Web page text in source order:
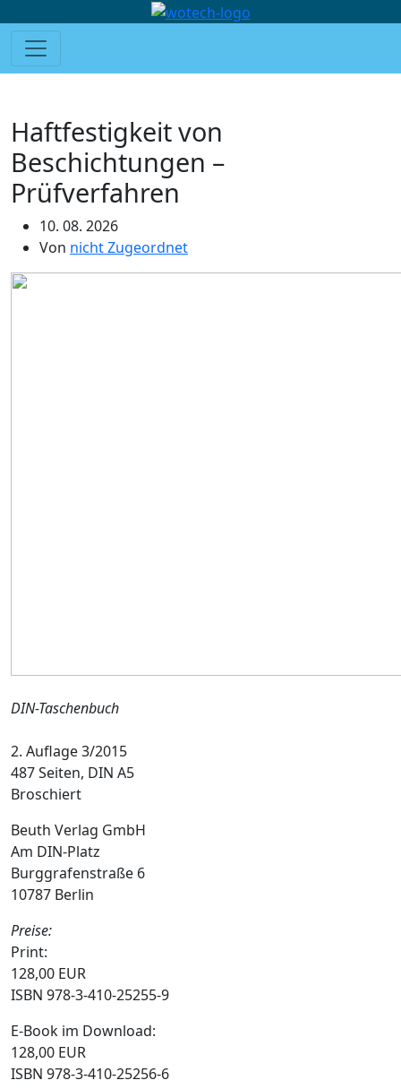
Haftfestigkeit von
Beschichtungen –
Prüfverfahren
10. 08. 2026
Von nicht Zugeordnet
DIN-Taschenbuch
2. Auflage 3/2015
487 Seiten, DIN A5
Broschiert
Beuth Verlag GmbH
Am DIN-Platz
Burggrafenstraße 6
10787 Berlin
Preise:
Print:
128,00 EUR
ISBN 978-3-410-25255-9
E-Book im Download:
128,00 EUR
ISBN 978-3-410-25256-6